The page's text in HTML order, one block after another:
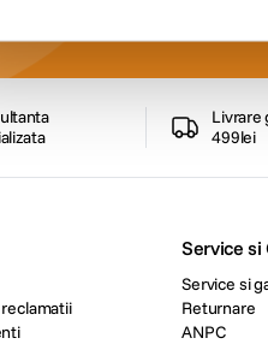
Livrare
499lei
Service si
Service si
Returnare
ANPC